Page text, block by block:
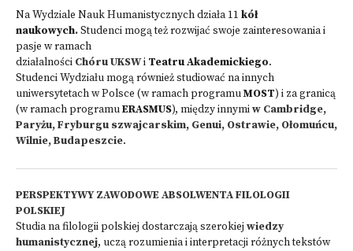
Na Wydziale Nauk Humanistycznych działa 11 kół
naukowych.Studenci mogą też rozwijać swoje zainteresowania i
pasje w ramach
działalności ChóruUKSWi Teatru Akademickiego.
Studenci Wydziału mogą również studiować na innych
uniwersytetach w Polsce (w ramach programuMOST) i za granicą
(w ramach programuERASMUS), między innymiw Cambridge,
Paryżu, Fryburgu szwajcarskim, Genui, Ostrawie, Ołomuńcu,
Wilnie, Budapeszcie.
PERSPEKTYWY ZAWODOWE ABSOLWENTA FILOLOGII
POLSKIEJ
Studia na filologii polskiej dostarczają szerokiej wiedzy
humanistycznej, uczą rozumienia i interpretacji różnych tekstów